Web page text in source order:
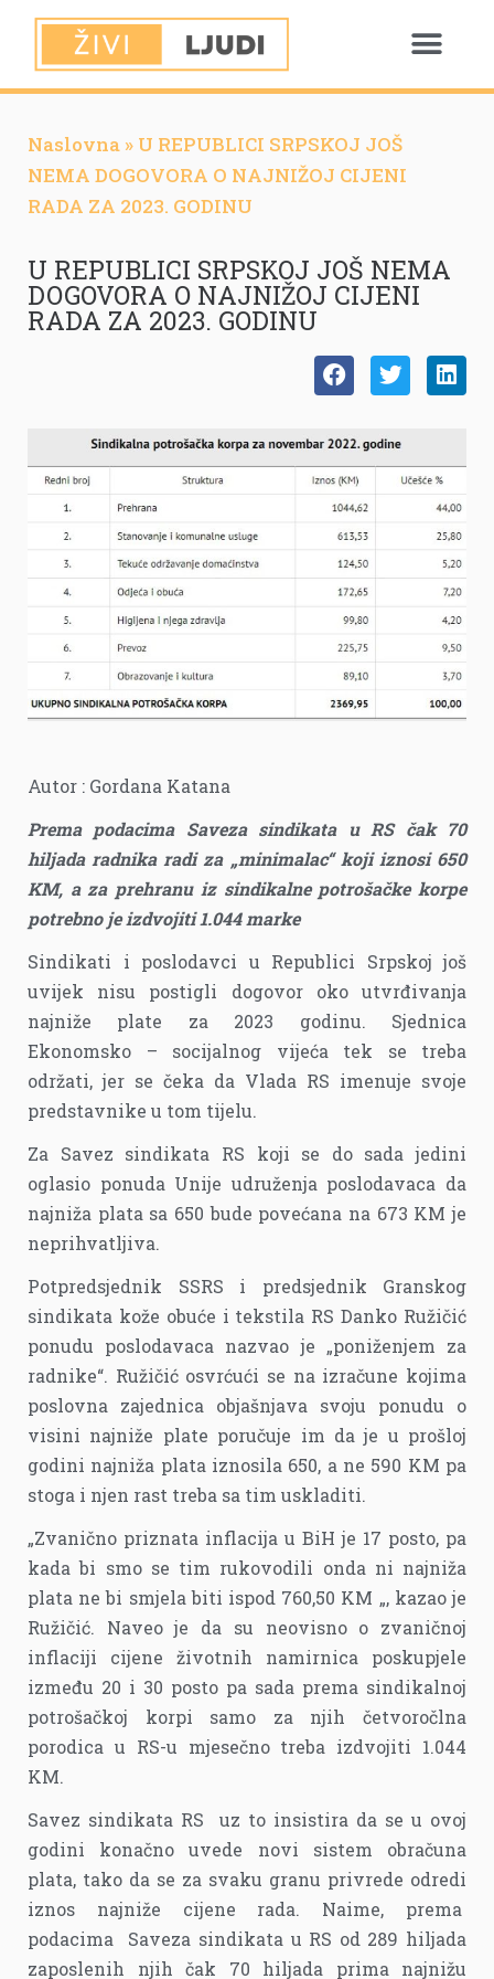
Naslovna » U REPUBLICI SRPSKOJ JOŠ
NEMA DOGOVORA O NAJNIŽOJ CIJENI
RADA ZA 2023. GODINU
U REPUBLICI SRPSKOJ JOŠ NEMA
DOGOVORA O NAJNIŽOJ CIJENI
RADA ZA 2023. GODINU
Autor : Gordana Katana
Prema podacima Saveza sindikata u RS čak 70
hiljada radnika radi za „minimalac“ koji iznosi 650
KM, a za prehranu iz sindikalne potrošačke korpe
potrebno je izdvojiti 1.044 marke
Sindikati i poslodavci u Republici Srpskoj još
uvijek nisu postigli dogovor oko utvrđivanja
najniže plate za 2023 godinu. Sjednica
Ekonomsko – socijalnog vijeća tek se treba
održati, jer se čeka da Vlada RS imenuje svoje
predstavnike u tom tijelu.
Za Savez sindikata RS koji se do sada jedini
oglasio ponuda Unije udruženja poslodavaca da
najniža plata sa 650 bude povećana na 673 KM je
neprihvatljiva.
Potpredsjednik SSRS i predsjednik Granskog
sindikata kože obuće i tekstila RS Danko Ružičić
ponudu poslodavaca nazvao je „poniženjem za
radnike“. Ružičić osvrćući se na izračune kojima
poslovna zajednica objašnjava svoju ponudu o
visini najniže plate poručuje im da je u prošloj
godini najniža plata iznosila 650, a ne 590 KM pa
stoga i njen rast treba sa tim uskladiti.
„Zvanično priznata inflacija u BiH je 17 posto, pa
kada bi smo se tim rukovodili onda ni najniža
plata ne bi smjela biti ispod 760,50 KM „, kazao je
Ružičić. Naveo je da su neovisno o zvaničnoj
inflaciji cijene životnih namirnica poskupjele
između 20 i 30 posto pa sada prema sindikalnoj
potrošačkoj korpi samo za njih četvoročlna
porodica u RS-u mjesečno treba izdvojiti 1.044
KM.
Savez sindikata RS uz to insistira da se u ovoj
godini konačno uvede novi sistem obračuna
plata, tako da se za svaku granu privrede odredi
iznos najniže cijene rada. Naime, prema
podacima Saveza sindikata u RS od 289 hiljada
zaposlenih njih čak 70 hiljada prima najnižu